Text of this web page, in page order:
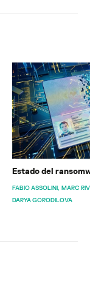
Estado del
FABIO ASSOLINI MARC
DARYA GORODILOVA